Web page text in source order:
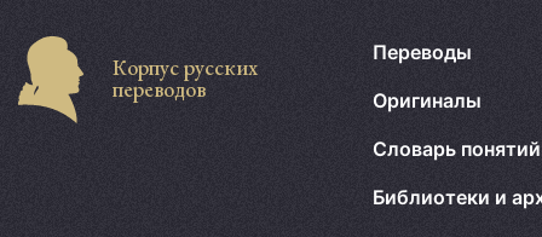
Корпус русских
переводов
Переводы
Оригиналы
Словарь понятий
Библиотеки и